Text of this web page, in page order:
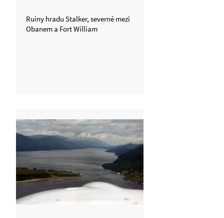
Ruiny hradu Stalker, severně mezi
Obanem a Fort William